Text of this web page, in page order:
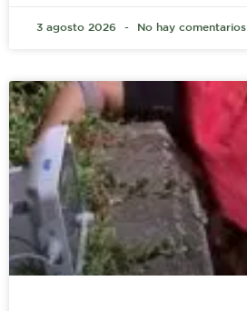
3 agosto 2026 No hay comentarios